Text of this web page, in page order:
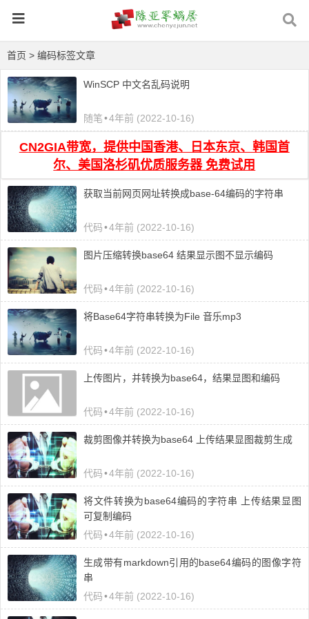
首页 > 编码标签文章
WinSCP 中文名乱码说明
随笔•4年前 (2022-10-16)
CN2GIA带宽，提供中国香港、日本东京、韩国首
尔、美国洛杉矶优质服务器 免费试用
获取当前网页网址转换成base-64编码的字符串
代码•4年前 (2022-10-16)
图片压缩转换base64 结果显示图不显示编码
代码•4年前 (2022-10-16)
将Base64字符串转换为File 音乐mp3
代码•4年前 (2022-10-16)
上传图片，并转换为base64，结果显图和编码
代码•4年前 (2022-10-16)
裁剪图像并转换为base64 上传结果显图裁剪生成
代码•4年前 (2022-10-16)
将文件转换为base64编码的字符串 上传结果显图
可复制编码
代码•4年前 (2022-10-16)
生成带有markdown引用的base64编码的图像字符
串
代码•4年前 (2022-10-16)